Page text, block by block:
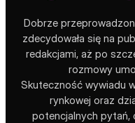
Dobrze
zdecydowała się na
redakcjami, aż po
rozmowy
Skuteczność wywiadu
rynkowej oraz
potencjalnych pytań,